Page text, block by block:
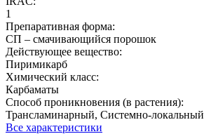
1
Препаративная форма:
СП – смачивающийся порошок
Действующее вещество:
Пиримикарб
Химический класс:
Карбаматы
Способ проникновения (в растения):
Трансламинарный, Системно-локальный
Все характеристики